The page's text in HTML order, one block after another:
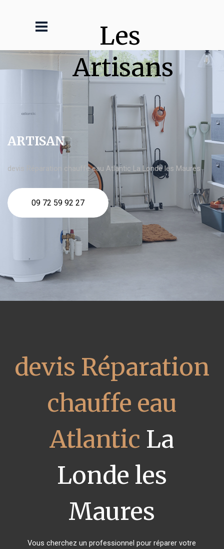
Les
Artisans
ARTISAN
devis Réparation chauffe eau Atlantic La Londe les Maures
09 72 59 92 27
devis Réparation
chauffe eau
Atlantic La
Londe les
Maures
Vous cherchez un professionnel pour réparer votre